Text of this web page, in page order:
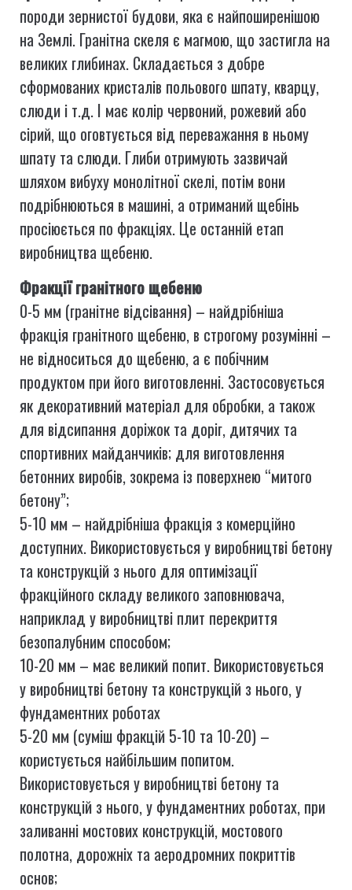
породи зернистої будови, яка є найпоширенішою
на Землі. Гранітна скеля є магмою, що застигла на
великих глибинах. Складається з добре
сформованих кристалів польового шпату, кварцу,
слюди і т.д. І має колір червоний, рожевий або
сірий, що оговтується від переважання в ньому
шпату та слюди. Глиби отримують зазвичай
шляхом вибуху монолітної скелі, потім вони
подрібнюються в машині, а отриманий щебінь
просіюється по фракціях. Це останній етап
виробництва щебеню.
Фракції гранітного щебеню
0-5 мм (гранітне відсівання) – найдрібніша
фракція гранітного щебеню, в строгому розумінні –
не відноситься до щебеню, а є побічним
продуктом при його виготовленні. Застосовується
як декоративний матеріал для обробки, а також
для відсипання доріжок та доріг, дитячих та
спортивних майданчиків; для виготовлення
бетонних виробів, зокрема із поверхнею “митого
бетону”;
5-10 мм – найдрібніша фракція з комерційно
доступних. Використовується у виробництві бетону
та конструкцій з нього для оптимізації
фракційного складу великого заповнювача,
наприклад у виробництві плит перекриття
безопалубним способом;
10-20 мм – має великий попит. Використовується
у виробництві бетону та конструкцій з нього, у
фундаментних роботах
5-20 мм (суміш фракцій 5-10 та 10-20) –
користується найбільшим попитом.
Використовується у виробництві бетону та
конструкцій з нього, у фундаментних роботах, при
заливанні мостових конструкцій, мостового
полотна, дорожніх та аеродромних покриттів
основ;